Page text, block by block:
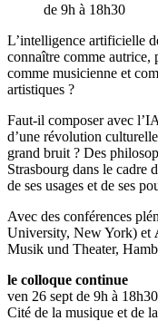
de 9h à 18h30
L’intelligence artificielle
connaître comme autrice,
comme musicienne et
artistiques ?
Faut-il composer avec
d’une révolution
grand bruit ? Des
Strasbourg dans le cadre
de ses usages et de ses
Avec des conférences
University, New York) et
Musik und Theater,
le colloque continue
ven 26 sept de 9h à 18h30
Cité de la musique et de